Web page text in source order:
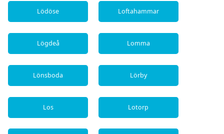
Lödöse Loftahammar
Lögdeå Lomma
Lönsboda Lörby
Los Lotorp